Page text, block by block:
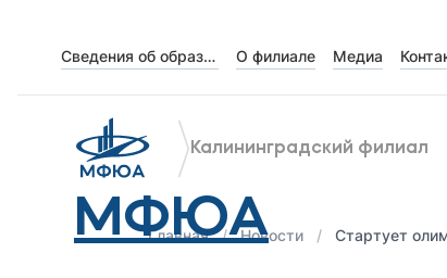
Сведения об образовательной организации О филиале Медиа
МФЮА
Калининградский филиал
Лицензии и документы
Сведения об образовательной
Абитуриенту
Главная Новости Стартует